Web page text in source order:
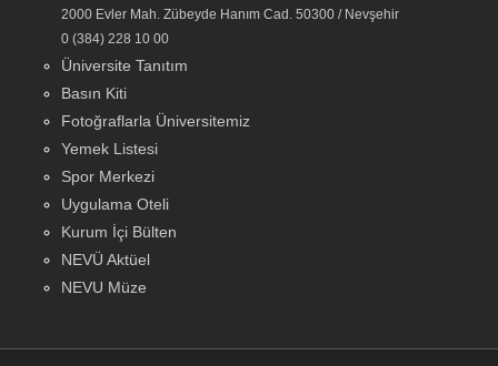
2000 Evler Mah. Zübeyde Hanım Cad. 50300 / Nevşehir
0 (384) 228 10 00
Üniversite Tanıtım
Basın Kiti
Fotoğraflarla Üniversitemiz
Yemek Listesi
Spor Merkezi
Uygulama Oteli
Kurum İçi Bülten
NEVÜ Aktüel
NEVU Müze